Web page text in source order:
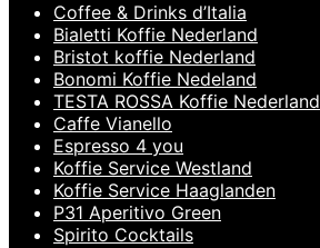
Coffee & Drinks d’Italia
Bialetti Koffie Nederland
Bristot koffie Nederland
Bonomi Koffie Nedeland
TESTA ROSSA Koffie Nederland
Caffe Vianello
Espresso 4 you
Koffie Service Westland
Koffie Service Haaglanden
P31 Aperitivo Green
Spirito Cocktails